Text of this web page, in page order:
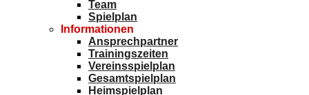
Team
Spielplan
Informationen
Ansprechpartner
Trainingszeiten
Vereinsspielplan
Gesamtspielplan
Heimspielplan